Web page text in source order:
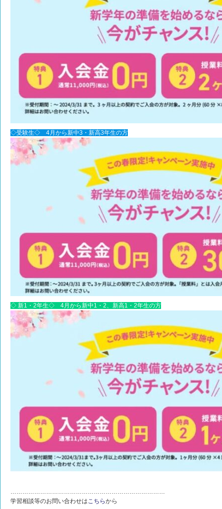
◇受験生◇ 4月から新中3・新高3年生の方
◇ 新1・2年生◇ 4月から新中1・2、新高1・2年生の方
……………………………………………………………………
学習相談等のお問い合わせはこちらから